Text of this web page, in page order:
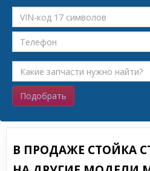
Подобрать
В ПРОДАЖЕ СТОЙКА